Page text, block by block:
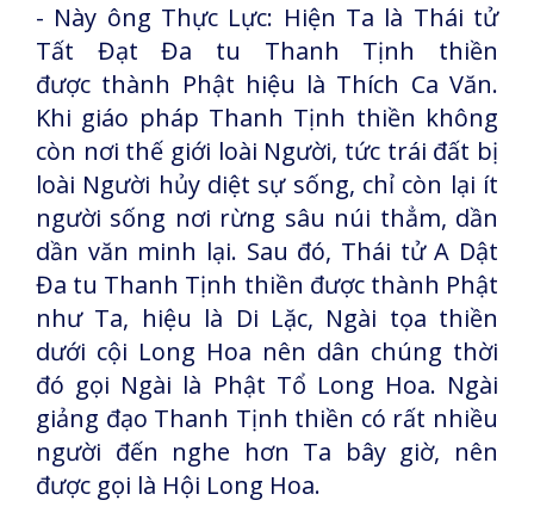
- Này ông Thực Lực: Hiện Ta là Thái tử
Tất Đạt Đa tu Thanh Tịnh thiền
được thành Phật hiệu là Thích Ca Văn.
Khi giáo pháp Thanh Tịnh thiền không
còn nơi thế giới loài Người, tức trái đất bị
loài Người hủy diệt sự sống, chỉ còn lại ít
người sống nơi rừng sâu núi thẳm, dần
dần văn minh lại. Sau đó, Thái tử A Dật
Đa tu Thanh Tịnh thiền được thành Phật
như Ta, hiệu là Di Lặc, Ngài tọa thiền
dưới cội Long Hoa nên dân chúng thời
đó gọi Ngài là Phật Tổ Long Hoa. Ngài
giảng đạo Thanh Tịnh thiền có rất nhiều
người đến nghe hơn Ta bây giờ, nên
được gọi là Hội Long Hoa.